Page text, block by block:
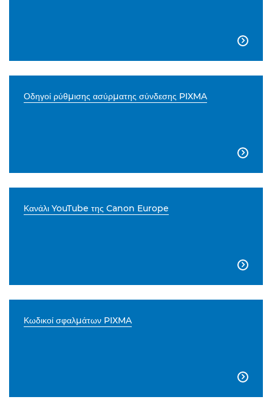

Οδηγοί ρύθμισης ασύρματης σύνδεσης PIXMA

Κανάλι YouTube της Canon Europe

Κωδικοί σφαλμάτων PIXMA
